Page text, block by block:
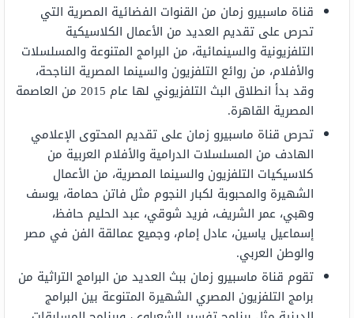
قناة ماسبيرو زمان من القنوات الفضائية المصرية التي
تحرص على تقديم العديد من الأعمال الكلاسيكية
التلفزيونية والسينمائية، من البرامج المتنوعة والمسلسلات
والأفلام، من روائع التلفزيون والسينما المصرية الناجحة،
وقد بدأ انطلاق البث التلفزيوني لها عام 2015 من العاصمة
المصرية القاهرة.
تحرص قناة ماسبيرو زمان على تقديم المحتوى الإعلامي
الهادف من المسلسلات الدرامية والأفلام العربية من
كلاسيكيات التلفزيون والسينما المصرية، من الأعمال
الشهيرة والمحبوبة لكبار النجوم مثل فاتن حمامة، يوسف
وهبي، عمر الشريف، فريد شوقي، عبد الحليم حافظ،
إسماعيل ياسين، عادل إمام، وجميع عمالقة الفن في مصر
والوطن العربي.
تقوم قناة ماسبيرو زمان ببث العديد من البرامج التراثية من
برامج التلفزيون المصري الشهيرة المتنوعة بين البرامج